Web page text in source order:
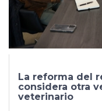
La reforma del
considera otra
veterinario